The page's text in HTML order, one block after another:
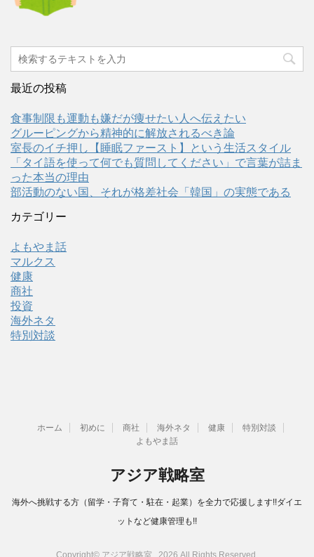
最近の投稿
食事制限も運動も嫌だが痩せたい人へ伝えたい
グルーピングから精神的に解放されるべき論
室長のイチ押し【睡眠ファースト】という生活スタイル
「タイ語を使って何でも質問してください」で言葉が詰ま
った本当の理由
部活動のない国、それが格差社会「韓国」の実態である
カテゴリー
よもやま話
マルクス
健康
商社
投資
海外ネタ
特別対談
ホーム 初めに 商社 海外ネタ 健康
特別対談
よもやま話
アジア戦略室
海外へ挑戦する方（留学・子育て・駐在・起業）を全力で応援します!!ダイエ
ットなど健康管理も!!
Copyright© アジア戦略室 , 2026 All Rights Reserved.